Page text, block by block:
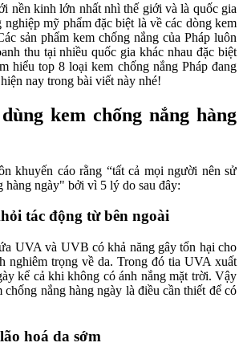
nền kinh lớn nhất nhì thế giới và là quốc gia
nghiệp mỹ phẩm đặc biệt là về các dòng kem
sản phẩm kem chống nắng của Pháp luôn
thu tại nhiều quốc gia khác nhau đặc biệt
hiểu top 8 loại kem chống nắng Pháp đang
nay trong bài viết này nhé!
kem chống nắng hàng
khuyến cáo rằng “tất cả mọi người nên sử
hàng ngày" bởi vì 5 lý do sau đây:
tác động từ bên ngoài
UVA và UVB có khả năng gây tổn hại cho
nghiêm trọng về da. Trong đó tia UVA xuất
kể cả khi không có ánh nắng mặt trời. Vậy
chống nắng hàng ngày là điều cần thiết để có
hoá da sớm